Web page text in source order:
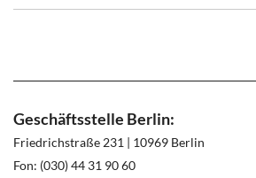
Geschäftsstelle Berlin:
Friedrichstraße 231 | 10969 Berlin
Fon: (030) 44 31 90 60